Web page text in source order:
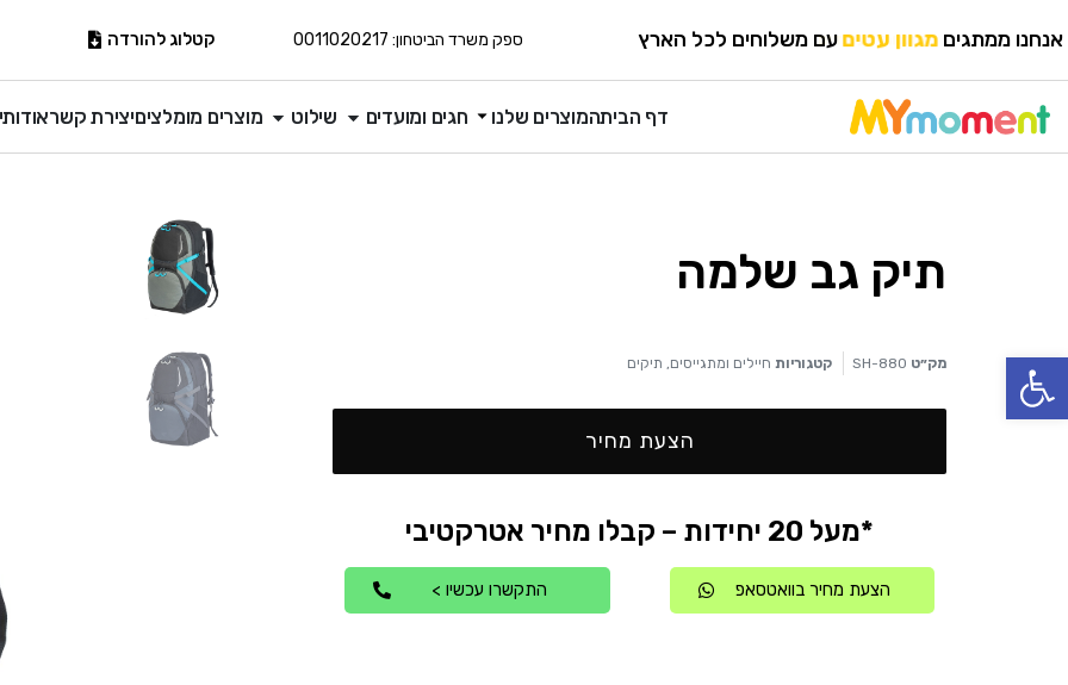
פתח סרגל נגישות
אנחנו ממתגים מגוון עטיםעם משלוחים לכל הארץ ספק משרד הביטחון: 0011020217 קטלוג להורדה
דף הביתהמוצרים שלנו חגים ומועדים שילוט מוצרים מומלציםיצירת קשר
תיק גב שלמה
מק״ט SH-880 קטגוריות חיילים ומתגייסים, תיקים
הצעת מחיר
*מעל 20 יחידות – קבלו מחיר אטרקטיבי
הצעת מחיר בוואטסאפ התקשרו עכשיו >